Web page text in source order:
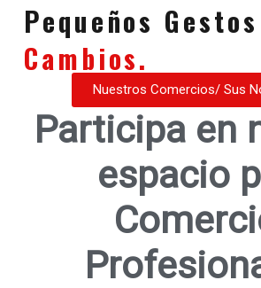
Pequeños Gestos
Cambios.
Nuestros Comercios/ Sus
Participa en
espacio